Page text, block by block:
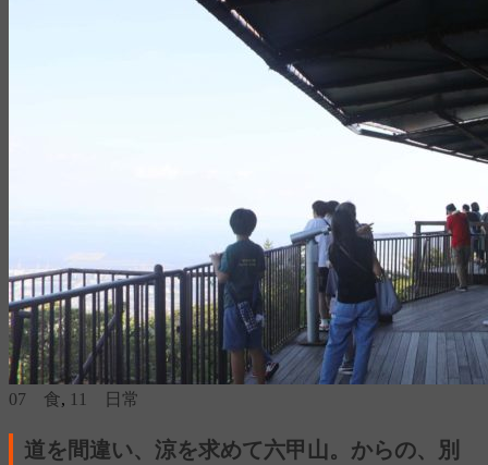
07 食, 11 日常
道を間違い、涼を求めて六甲山。からの、別